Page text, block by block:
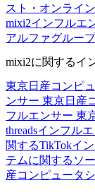
スト・オンライ
mixi2インフルエ
アルファグルー
mixi2に関するイ
東京日産コンピ
ンサー 東京日産
フルエンサー 東
threadsインフル
関するTikTokイ
テムに関するソ
産コンピュータ